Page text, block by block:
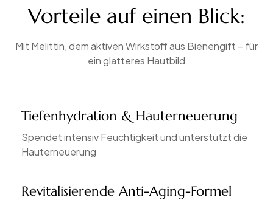
Vorteile auf einen Blick:
Mit Melittin, dem aktiven Wirkstoff aus Bienengift – für
ein glatteres Hautbild
Tiefenhydration & Hauterneuerung
Spendet intensiv Feuchtigkeit und unterstützt die
Hauterneuerung
Revitalisierende Anti-Aging-Formel